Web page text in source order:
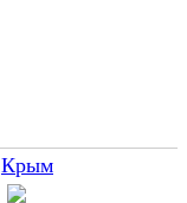
Крым